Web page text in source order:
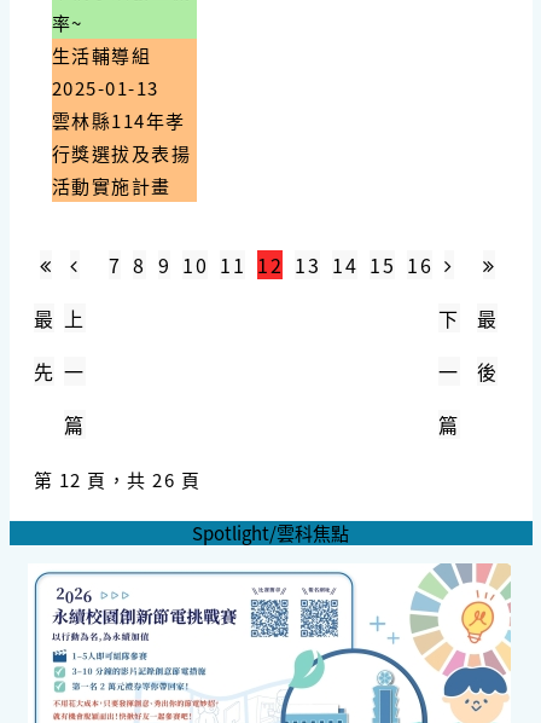
率~
生活輔導組
2025-01-13
雲林縣114年孝
行獎選拔及表揚
活動實施計畫
最
先
上
一
篇
7 8 9 10 11 12 13 14 15 16
下
一
篇
最
後
第 12 頁，共 26 頁
Spotlight/雲科焦點